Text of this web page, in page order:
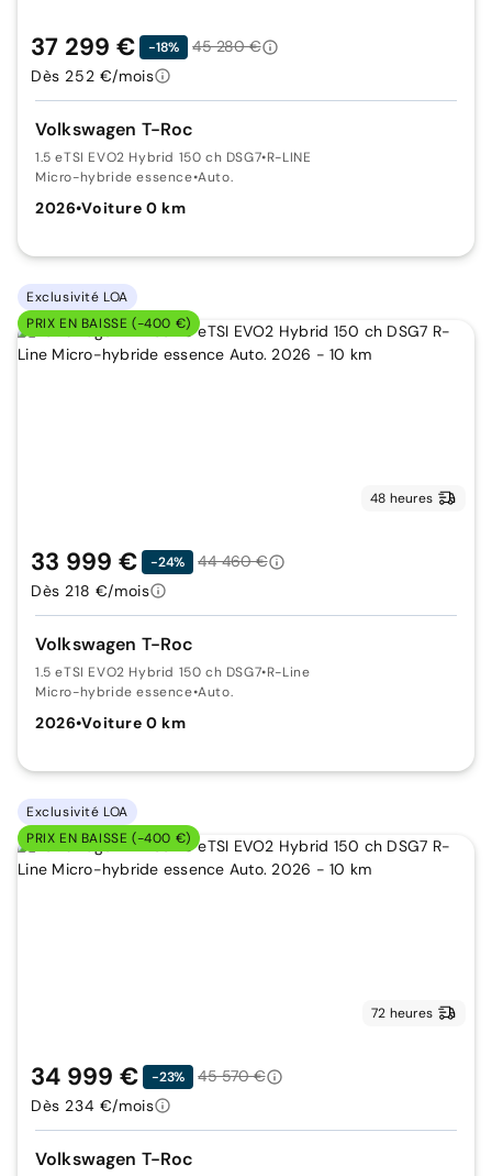
Volkswagen T-Roc
1.5 eTSI EVO2 Hybrid 150 ch DSG7•R-LINE
Micro-hybride essence•Auto.
2026•Voiture 0 km
37 299 € -18%
45 280 €
Dès 252 €/mois
Exclusivité LOA
PRIX EN BAISSE (-400 €)
48 heures
Volkswagen T-Roc
1.5 eTSI EVO2 Hybrid 150 ch DSG7•R-Line
Micro-hybride essence•Auto.
2026•Voiture 0 km
33 999 € -24%
44 460 €
Dès 218 €/mois
Exclusivité LOA
PRIX EN BAISSE (-400 €)
72 heures
Volkswagen T-Roc
34 999 € -23%
45 570 €
Dès 234 €/mois